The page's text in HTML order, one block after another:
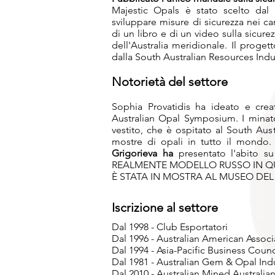
Majestic Opals è stato scelto
sviluppare misure di sicurezza nei
di un libro e di un video sulla
dell'Australia meridionale. Il
dalla South Australian Resources
Notorietà del settore
Sophia Provatidis ha ideato e
Australian Opal Symposium. I
vestito, che è ospitato al South
mostre di opali in tutto il
Grigorieva hapresentato l'abito
REALMENTE MODELLO RUSSO IN
È STATA IN MOSTRA AL MUSEO
Iscrizione al settore
Dal 1998 - Club Esportatori
Dal 1996 - Australian American
Dal 1994 - Asia-Pacific Business
Dal 1981 - Australian Gem & Opal